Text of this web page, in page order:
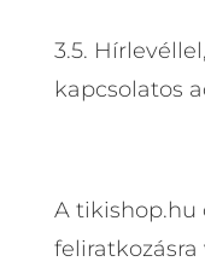
3.5.
kapcsolatos
A tikishop.hu
feliratkozásra